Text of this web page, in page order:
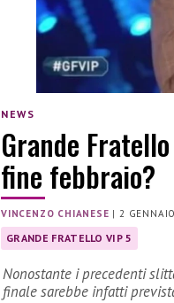
NEWS
Grande
fine febbraio?
VINCENZO CHIANESE |2
GRANDE FRATELLO VIP 5
Nonostante i precedenti
finale sarebbe infatti